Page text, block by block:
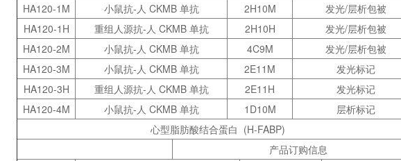
HA120-1M
小鼠抗-人 CKMB 单抗 2H10M
发光/层析包被
HA120-1H
重组人源抗-人 CKMB 单抗 2H10H
发光/层析包被
HA120-2M
小鼠抗-人 CKMB 单抗 4C9M
发光/层析包被
HA120-3M
小鼠抗-人 CKMB 单抗 2E11M
发光标记
HA120-3H
重组人源抗-人 CKMB 单抗 2E11H
发光标记
HA120-4M
小鼠抗-人 CKMB 单抗 1D10M
层析标记
心型脂肪酸结合蛋白 (H-FABP)
产品订购信息